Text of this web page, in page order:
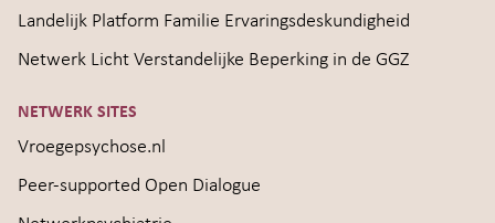
Landelijk Platform Familie Ervaringsdeskundigheid
Netwerk Licht Verstandelijke Beperking in de GGZ
NETWERK SITES
Vroegepsychose.nl
Peer-supported Open Dialogue